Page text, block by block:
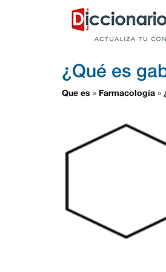
¿Qué es
Que es » Farmacología »